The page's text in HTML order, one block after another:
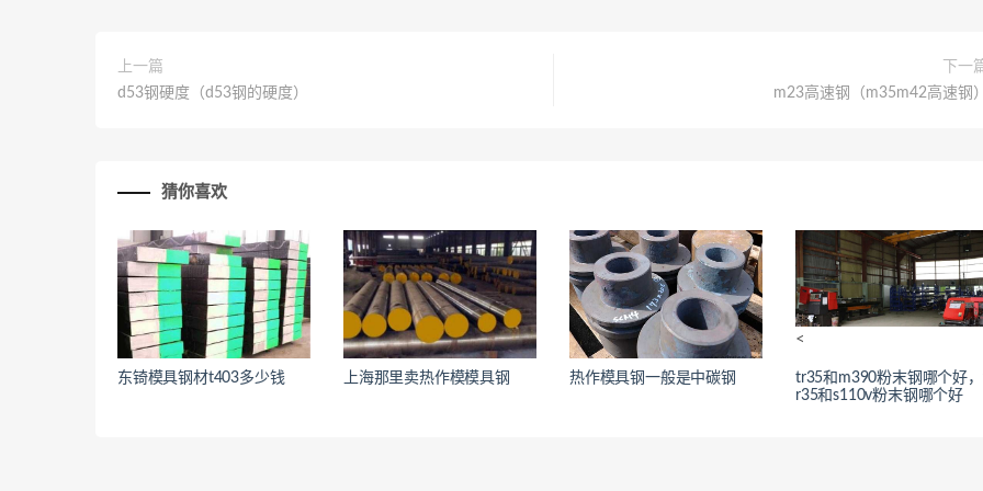
上一篇
d53钢硬度（d53钢的硬度）
下一
m23高速钢（m35m42高速钢）
猜你喜欢
<
东锜模具钢材t403多少钱
<
上海那里卖热作模模具钢 <
热作模具钢一般是中碳钢
<
tr35和m390粉末钢哪个好
r35和s110v粉末钢哪个好